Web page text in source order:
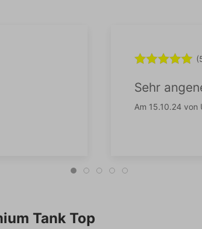
Sehr
Am 15.10.24
Tank Top